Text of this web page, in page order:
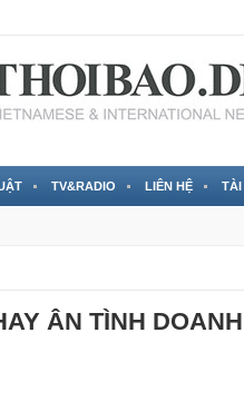
TV&RADIO LIÊN HỆ TÀI
ÂN TÌNH DOANH